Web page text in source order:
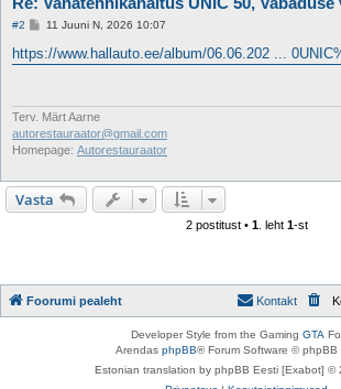
#2
P
s
t
s
11 Juuni N, 2026 10:07
https://www.hallauto.ee/album/06.06.202 ...
Terv. Märt Aarne
autorestauraator@gmail.com
Homepage: Autorestauraator
Vasta
2 postitust • 1. leht 1-st
Foorumi pealeht Kontakt
Developer Style from the Gaming GTA
Arendas phpBB® Forum Software © phpBB
Estonian translation by phpBB Eesti [Exabot] ©